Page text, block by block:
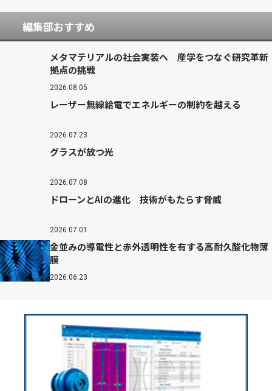
編集部おすすめ
メタマテリアルの社会実装へ 産学をつなぐ研究革新
拠点の挑戦
2026.08.05
レーザー無線給電でエネルギーの制約を越える
2026.07.23
グラスが放つ光
2026.07.08
ドローンとAIの進化 技術がもたらす脅威
2026.07.01
金並みの導電性と赤外透明性を有する高耐久酸化物薄
膜
2026.06.23